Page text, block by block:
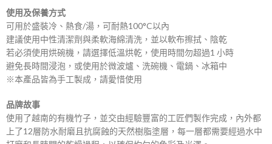
使用及保養方式
可用於盛裝冷、熱食/湯，可耐熱100°C以內
建議使用中性清潔劑與柔軟海綿清洗，並以軟布擦拭、陰乾
若必須使用烘碗機，請選擇低溫烘乾，使用時間勿超過1 小時
避免長時間浸泡，或使用於微波爐、洗碗機、電鍋、冰箱中
※本產品皆為手工製成，請愛惜使用
品牌故事
使用了越南的有機竹子，並交由經驗豐富的工匠們製作完成，內外都
上了12層防水耐磨且抗腐蝕的天然樹脂塗層，每一層都需要經過水中